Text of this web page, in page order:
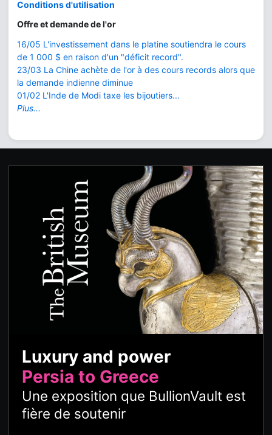
Conditions d'utilisation
Offre et demande de l'or
16/05 L'investissement dans le platine soutiendra le cours
de 1 000 $ en raison d'un "déficit record".
23/03 La Chine achète de l'or à des cours records alors que
la demande indienne diminue
01/02 L'Inde de Modi taxe les bijoutiers...
Plus...
Luxury and power
Persia to Greece
Une exposition que BullionVault est
fière de soutenir